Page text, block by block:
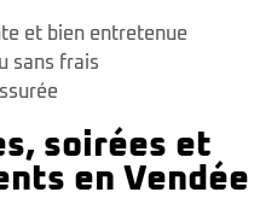
et bien entretenue
sans frais
soirées et
en Vendée